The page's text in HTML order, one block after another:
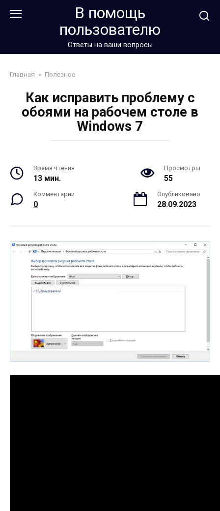
В помощь
пользователю
Ответы на ваши вопросы
Главная » Полезное
Как исправить проблему с
обоями на рабочем столе в
Windows 7
Время чтения
13 мин.
Просмотры
55
Комментарии
0
Опубликовано
28.09.2023